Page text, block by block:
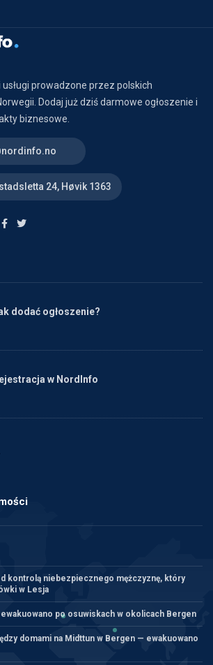
prowadzone przez polskich
Dodaj już dziś darmowe ogłoszenie i
biznesowe.
24, Høvik 1363
dodać ogłoszenie?
w NordInfo
kontrolą niebezpiecznego mężczyznę, który
w Lesja
po osuwiskach w okolicach Bergen
domami na Midttun w Bergen — ewakuowano